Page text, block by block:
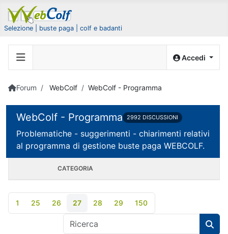
Selezione | buste paga | colf e badanti
Accedi
Forum WebColf WebColf - Programma
WebColf - Programma 2992 DISCUSSIONI
Problematiche - suggerimenti - chiarimenti relativi
al programma di gestione buste paga WEBCOLF.
CATEGORIA
1 25 26 27 28 29 150